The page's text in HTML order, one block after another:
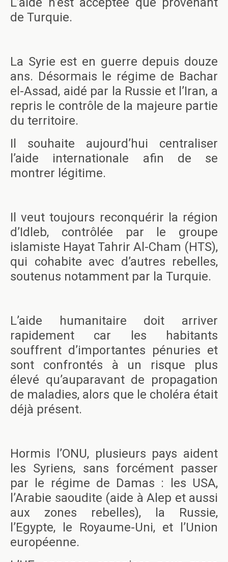
de Turquie.
La Syrie est en guerre depuis douze
ans. Désormais le régime de Bachar
el-Assad, aidé par la Russie et l’Iran, a
repris le contrôle de la majeure partie
du territoire.
Il souhaite aujourd’hui centraliser
l’aide internationale afin de se
montrer légitime.
Il veut toujours reconquérir la région
d’Idleb, contrôlée par le groupe
islamiste Hayat Tahrir Al-Cham (HTS),
qui cohabite avec d’autres rebelles,
soutenus notamment par la Turquie.
L’aide humanitaire doit arriver
rapidement car les habitants
souffrent d’importantes pénuries et
sont confrontés à un risque plus
élevé qu’auparavant de propagation
de maladies, alors que le choléra était
déjà présent.
Hormis l’ONU, plusieurs pays aident
les Syriens, sans forcément passer
par le régime de Damas : les USA,
l’Arabie saoudite (aide à Alep et aussi
aux zones rebelles), la Russie,
l’Egypte, le Royaume-Uni, et l’Union
européenne.